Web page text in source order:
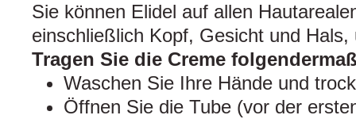
Sie können Elidel auf allen
einschließlich Kopf, Gesicht und
Tragen Sie die Creme
Waschen Sie Ihre Hände und
Öffnen Sie die Tube (vor der